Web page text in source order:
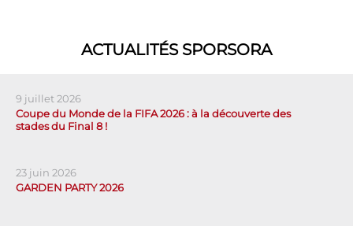
ACTUALITÉS SPORSORA
9 juillet 2026
Coupe du Monde de la FIFA 2026 : à la découverte des
stades du Final 8 !
23 juin 2026
GARDEN PARTY 2026